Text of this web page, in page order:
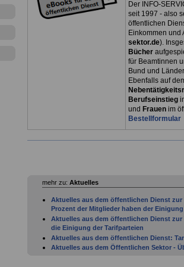
Der INFO-
seit 1997 - also
öffentlichen
Einkommen und
sektor.de).
Bücher
für Beamtinnen
Bund und
Ebenfalls auf
Berufseinstieg
und Frauenim
Bestellformular
mehr zu: Aktuelles
Aktuelles aus dem öffentlichen Dienst
Prozent der Mitglieder haben der
Aktuelles aus dem öffentlichen Dienst
die Einigung der Tarifparteien
Aktuelles aus dem öffentlichen Dienst:
Aktuelles aus dem Öffentlichen Sektor -